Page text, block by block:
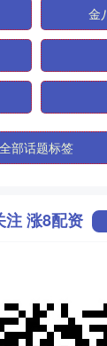
金
全部话题标签
注 涨8配资